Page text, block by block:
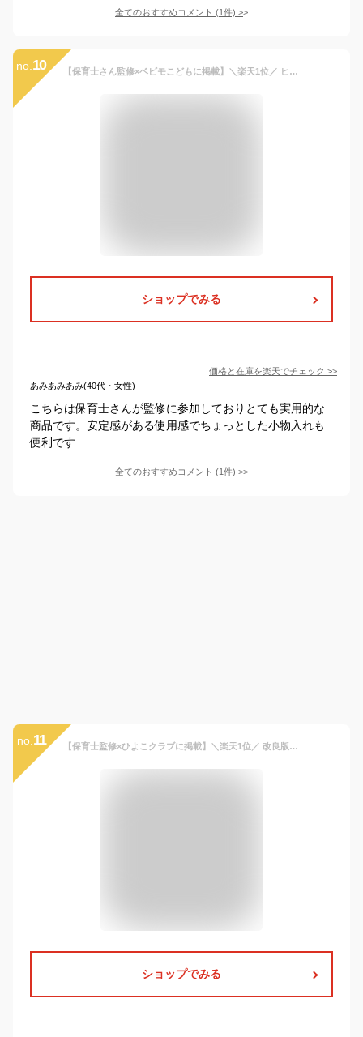
全てのおすすめコメント (1件) >
no. 10 【保育士さん監修×ベビモこどもに掲載】＼楽天1位／ ヒップシート 抱っこ紐 抱っこひも だっこひも だっこ おんぶ紐 多機能 ベビーキャリア 滑り止め付 バッグ ウエストポーチ 赤ちゃん プレゼント プレジュール
ショップでみる
価格と在庫を楽天でチェック >>
あみあみあみ(40代・女性)
こちらは保育士さんが監修に参加しておりとても実用的な
商品です。安定感がある使用感でちょっとした小物入れも
便利です
全てのおすすめコメント (1件) >
no. 11 【保育士監修×ひよこクラブに掲載】＼楽天1位／ 改良版 抱っこ紐 ヒップシート ショルダーバッグ ウエストポーチ ダッコバック おしゃれ スリング だっこひも 抱っこ 赤ちゃん 大容量 ギフト 20kg プレジュール
ショップでみる